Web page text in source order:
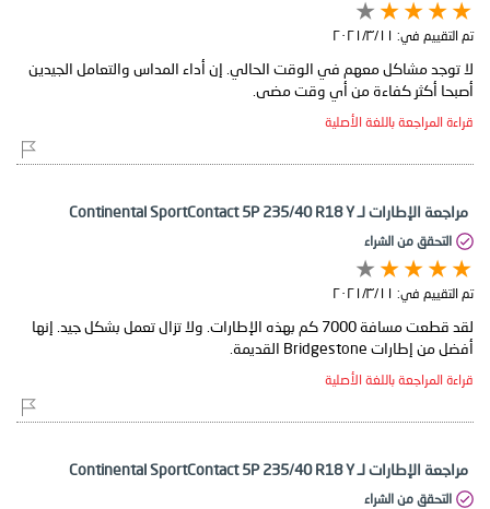
تم التقييم في: ١١‏/٣‏/٢٠٢١
لا توجد مشاكل معهم في الوقت الحالي. إن أداء المداس والتعامل الجيدين
أصبحا أكثر كفاءة من أي وقت مضى.
قراءة المراجعة باللغة الأصلية
مراجعة الإطارات لـ Continental SportContact 5P 235/40 R18 Y
التحقق من الشراء
تم التقييم في: ١١‏/٣‏/٢٠٢١
لقد قطعت مسافة 7000 كم بهذه الإطارات. ولا تزال تعمل بشكل جيد. إنها
أفضل من إطارات Bridgestone القديمة.
قراءة المراجعة باللغة الأصلية
مراجعة الإطارات لـ Continental SportContact 5P 235/40 R18 Y
التحقق من الشراء